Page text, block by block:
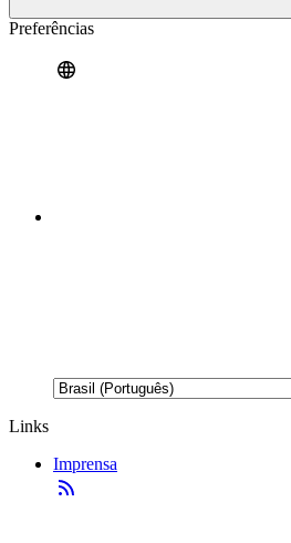
Preferências
Links
Imprensa